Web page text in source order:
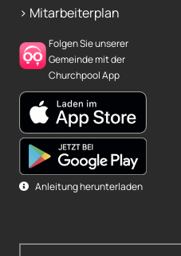
> Mitarbeiterplan
Folgen Sie unserer
Gemeinde mit der
Churchpool App
Anleitung herunterladen